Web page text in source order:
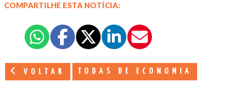
COMPARTILHE ESTA NOTÍCIA:
VOLTAR TODAS DE ECONOMIA